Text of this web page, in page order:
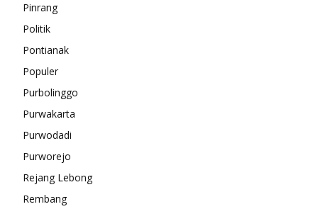
Pinrang
Politik
Pontianak
Populer
Purbolinggo
Purwakarta
Purwodadi
Purworejo
Rejang Lebong
Rembang